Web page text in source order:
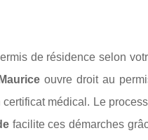
de résidence selon
ouvre droit au
médical. Le
facilite ces démarches